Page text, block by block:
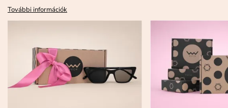
További információk